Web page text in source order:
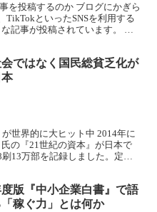
を投稿するのか ブログにかぎら
TikTokといったSNSを利用する
記事が投稿されています。 個
ではなく国民総貧乏化が
世界的に大ヒット中 2014年に
の『21世紀の資本』が日本で
13万部を記録しました。定価
度版『中小企業白書』で語
稼ぐ力」とは何か